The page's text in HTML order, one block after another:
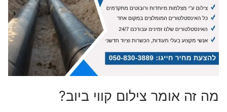
מה זה אומר צילום קווי ביוב?